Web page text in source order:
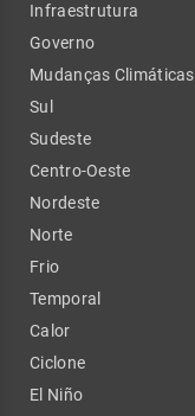
Infraestrutura
Governo
Mudanças Climáticas
Sul
Sudeste
Centro-Oeste
Nordeste
Norte
Frio
Temporal
Calor
Ciclone
El Niño